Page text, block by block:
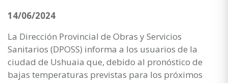
14/06/2024
La Dirección Provincial de Obras y Servicios
Sanitarios (DPOSS) informa a los usuarios de la
ciudad de Ushuaia que, debido al pronóstico de
bajas temperaturas previstas para los próximos